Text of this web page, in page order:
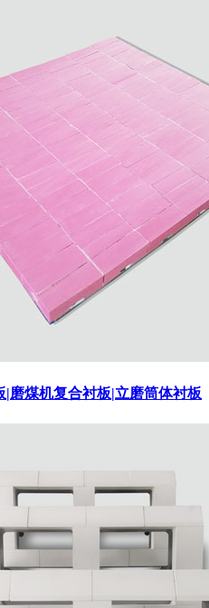
磨煤机复合衬板|立磨筒体衬板